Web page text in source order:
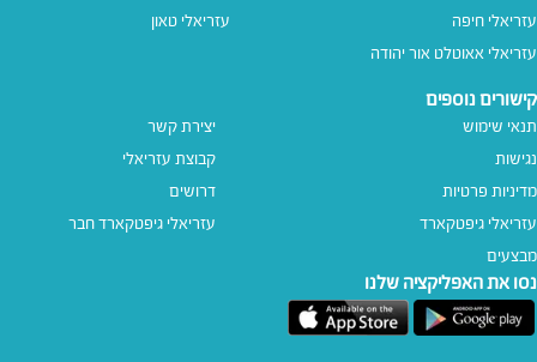
עזריאלי חיפה
עזריאלי אאוטלט אור יהודה
עזריאלי טאון
קישורים נוספים
תנאי שימוש
נגישות
מדיניות פרטיות
עזריאלי גיפטקארד
מבצעים
יצירת קשר
קבוצת עזריאלי
דרושים
עזריאלי גיפטקארד חבר‎
נסו את האפליקציה שלנו